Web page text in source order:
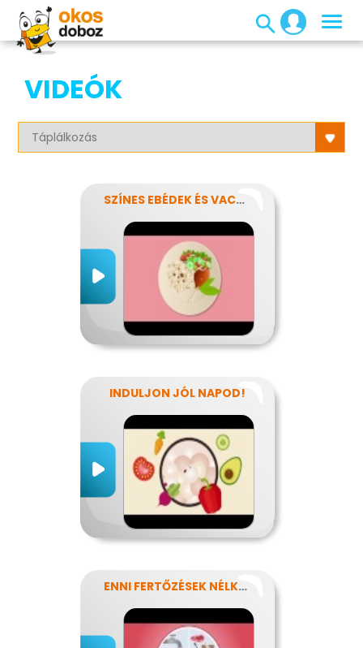
VIDEÓK
SZÍNES EBÉDEK ÉS VACSORÁK
INDULJON JÓL NAPOD!
ENNI FERTŐZÉSEK NÉLKÜL